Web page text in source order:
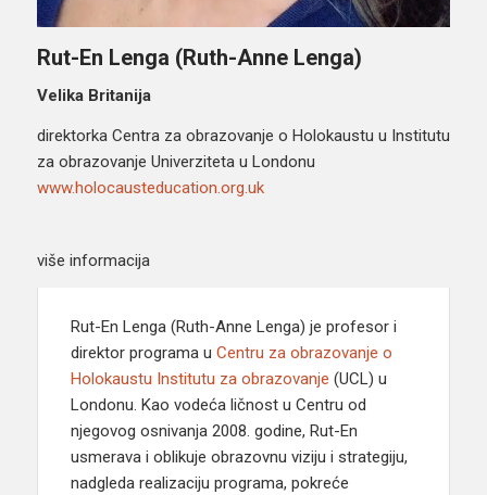
Rut-En Lenga (Ruth-Anne Lenga)
Velika Britanija
direktorka Centra za obrazovanje o Holokaustu u Institutu
za obrazovanje Univerziteta u Londonu
www.holocausteducation.org.uk
više informacija
Rut-En Lenga (Ruth-Anne Lenga) je profesor i
direktor programa u Centru za obrazovanje o
Holokaustu Institutu za obrazovanje (UCL) u
Londonu. Kao vodeća ličnost u Centru od
njegovog osnivanja 2008. godine, Rut-En
usmerava i oblikuje obrazovnu viziju i strategiju,
nadgleda realizaciju programa, pokreće